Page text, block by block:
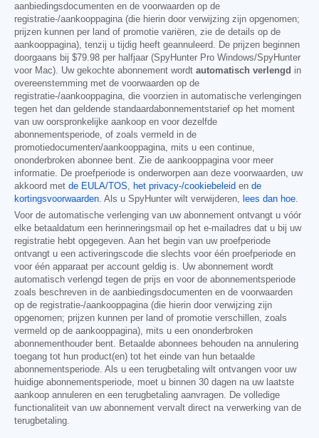
aanbiedingsdocumenten en de voorwaarden op de
registratie-/aankooppagina (die hierin door verwijzing zijn opgenomen;
prijzen kunnen per land of promotie variëren, zie de details op de
aankooppagina), tenzij u tijdig heeft geannuleerd. De prijzen beginnen
doorgaans bij $79.98 per halfjaar (SpyHunter Pro Windows/SpyHunter
voor Mac). Uw gekochte abonnement wordt automatisch verlengd in
overeenstemming met de voorwaarden op de
registratie-/aankooppagina, die voorzien in automatische verlengingen
tegen het dan geldende standaardabonnementstarief op het moment
van uw oorspronkelijke aankoop en voor dezelfde
abonnementsperiode, of zoals vermeld in de
promotiedocumenten/aankooppagina, mits u een continue,
ononderbroken abonnee bent. Zie de aankooppagina voor meer
informatie. De proefperiode is onderworpen aan deze voorwaarden, uw
akkoord met de EULA/TOS, het privacy-/cookiebeleid en de
kortingsvoorwaarden. Als u SpyHunter wilt verwijderen, lees dan hoe.
Voor de automatische verlenging van uw abonnement ontvangt u vóór
elke betaaldatum een herinneringsmail op het e-mailadres dat u bij uw
registratie hebt opgegeven. Aan het begin van uw proefperiode
ontvangt u een activeringscode die slechts voor één proefperiode en
voor één apparaat per account geldig is. Uw abonnement wordt
automatisch verlengd tegen de prijs en voor de abonnementsperiode
zoals beschreven in de aanbiedingsdocumenten en de voorwaarden
op de registratie-/aankooppagina (die hierin door verwijzing zijn
opgenomen; prijzen kunnen per land of promotie verschillen, zoals
vermeld op de aankooppagina), mits u een ononderbroken
abonnementhouder bent. Betaalde abonnees behouden na annulering
toegang tot hun product(en) tot het einde van hun betaalde
abonnementsperiode. Als u een terugbetaling wilt ontvangen voor uw
huidige abonnementsperiode, moet u binnen 30 dagen na uw laatste
aankoop annuleren en een terugbetaling aanvragen. De volledige
functionaliteit van uw abonnement vervalt direct na verwerking van de
terugbetaling.